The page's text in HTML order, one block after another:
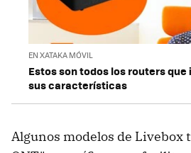
EN XATAKA MÓVIL
Estos son todos los routers que
sus características
Algunos modelos de Livebox